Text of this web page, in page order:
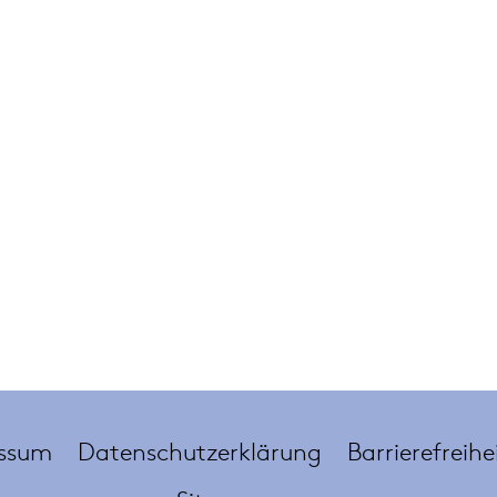
Datenschutzerklärung